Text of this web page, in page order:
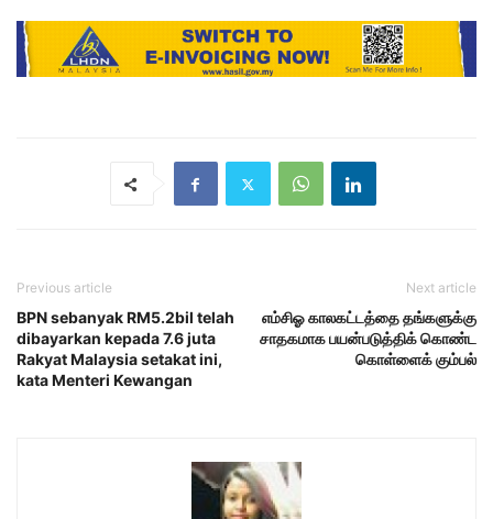
Previous article
BPN sebanyak RM5.2bil telah
dibayarkan kepada 7.6 juta
Rakyat Malaysia setakat ini,
kata Menteri Kewangan
Next article
எம்சிஓ காலகட்டத்தை தங்களுக்கு
சாதகமாக பயன்படுத்திக் கொண்ட
கொள்ளைக் கும்பல்